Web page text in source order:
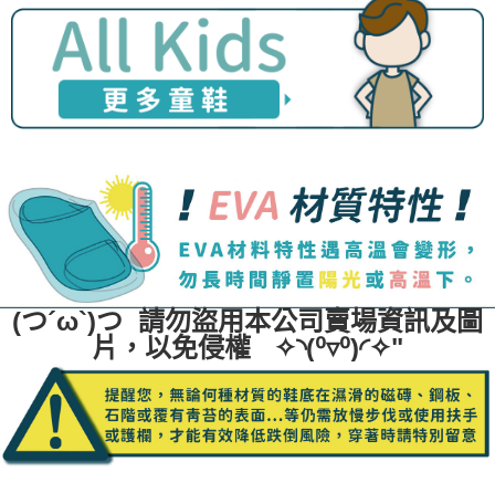
(つ´ω`)つ 請勿盜用本公司賣場資訊及圖
片，以免侵權 ✧◝(⁰▿⁰)◜✧"